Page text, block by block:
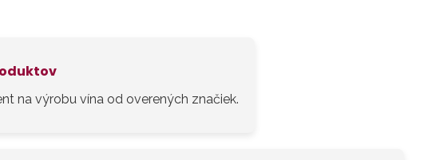
na výrobu vína od overených značiek.